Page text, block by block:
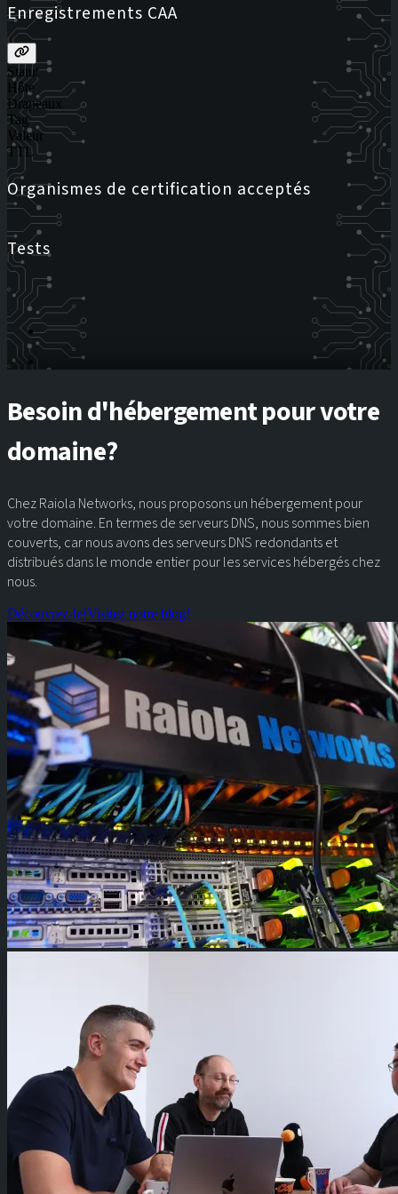
Enregistrements CAA
Statut
Hôte
Drapeaux
Tag
Valeur
TTL
Organismes de certification acceptés
Tests
Besoin d'hébergement pour votre
domaine?
Chez Raiola Networks, nous proposons un hébergement pour
votre domaine. En termes de serveurs DNS, nous sommes bien
couverts, car nous avons des serveurs DNS redondants et
distribués dans le monde entier pour les services hébergés chez
nous.
Découvrez-le!Visitez notre blog!